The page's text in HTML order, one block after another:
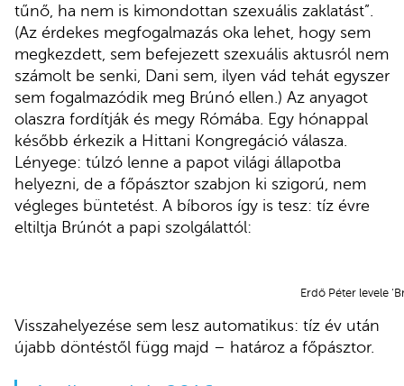
tűnő, ha nem is kimondottan szexuális zaklatást”.
(Az érdekes megfogalmazás oka lehet, hogy sem
megkezdett, sem befejezett szexuális aktusról nem
számolt be senki, Dani sem, ilyen vád tehát egyszer
sem fogalmazódik meg Brúnó ellen.) Az anyagot
olaszra fordítják és megy Rómába. Egy hónappal
később érkezik a Hittani Kongregáció válasza.
Lényege: túlzó lenne a papot világi állapotba
helyezni, de a főpásztor szabjon ki szigorú, nem
végleges büntetést. A bíboros így is tesz: tíz évre
eltiltja Brúnót a papi szolgálattól:
Erdő Péter levele
Visszahelyezése sem lesz automatikus: tíz év után
újabb döntéstől függ majd – határoz a főpásztor.